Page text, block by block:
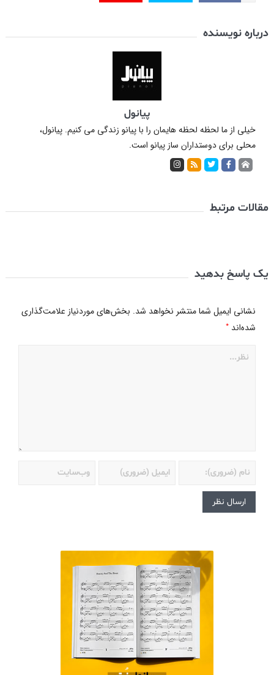
درباره نویسنده
پیانول
خیلی از ما لحظه لحظه هایمان را با پیانو زندگی می کنیم. پیانول،
محلی برای دوستداران ساز پیانو است.
مقالات مرتبط
یک پاسخ بدهید
نشانی ایمیل شما منتشر نخواهد شد. بخش‌های موردنیاز علامت‌گذاری
شده‌اند *